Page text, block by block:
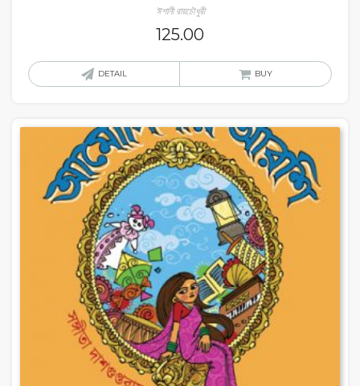
ঈশানী রায়চৌধুরী
125.00
DETAIL BUY